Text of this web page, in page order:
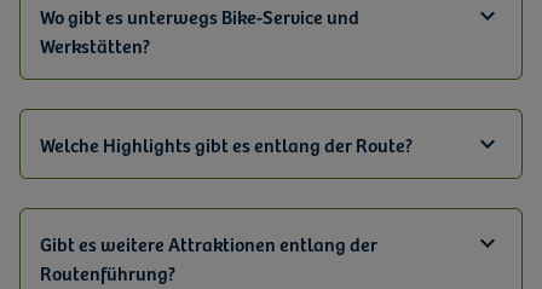
Wo gibt es unterwegs Bike-Service und
Werkstätten?
Welche Highlights gibt es entlang der Route?
Gibt es weitere Attraktionen entlang der
Routenführung?